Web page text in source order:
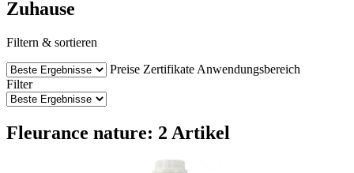
Zuhause
Filtern & sortieren
Preise Zertifikate Anwendungsbereich
Filter
Fleurance nature: 2 Artikel